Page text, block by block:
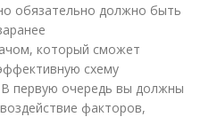
обязательно должно быть
который сможет
схему
первую очередь вы должны
факторов,